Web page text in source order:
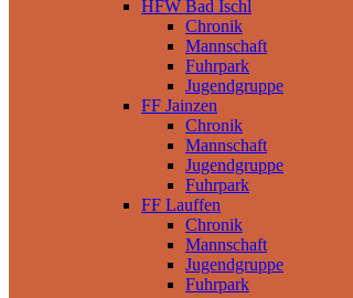
HFW Bad Ischl
Chronik
Mannschaft
Fuhrpark
Jugendgruppe
FF Jainzen
Chronik
Mannschaft
Jugendgruppe
Fuhrpark
FF Lauffen
Chronik
Mannschaft
Jugendgruppe
Fuhrpark